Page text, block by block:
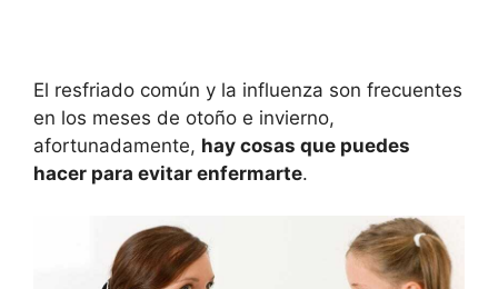
El resfriado común y la influenza son frecuentes
en los meses de otoño e invierno,
afortunadamente, hay cosas que puedes
hacer para evitar enfermarte.